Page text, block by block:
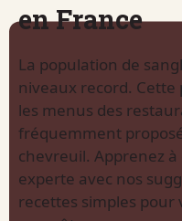
en France
La population de
niveaux record.
les menus des
fréquemment
chevreuil. Apprenez
experte avec nos
recettes simples pour